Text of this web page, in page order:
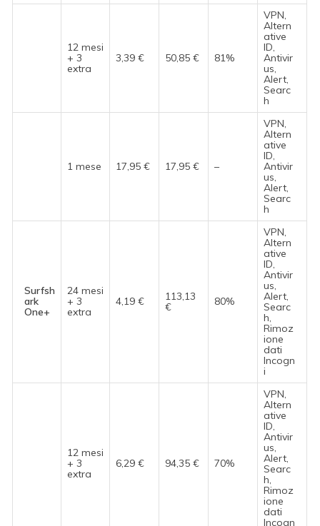
12 mesi
+ 3
extra
3,39 € 50,85 € 81%
VPN,
Altern
ative
ID,
Antivir
us,
Alert,
Searc
h
1 mese 17,95 € 17,95 € –
VPN,
Altern
ative
ID,
Antivir
us,
Alert,
Searc
h
Surfsh
ark
One+
24 mesi
+ 3
extra
4,19 €
113,13
€
80%
VPN,
Altern
ative
ID,
Antivir
us,
Alert,
Searc
h,
Rimoz
ione
dati
Incogn
i
12 mesi
+ 3
extra
6,29 € 94,35 € 70%
VPN,
Altern
ative
ID,
Antivir
us,
Alert,
Searc
h,
Rimoz
ione
dati
Incogn